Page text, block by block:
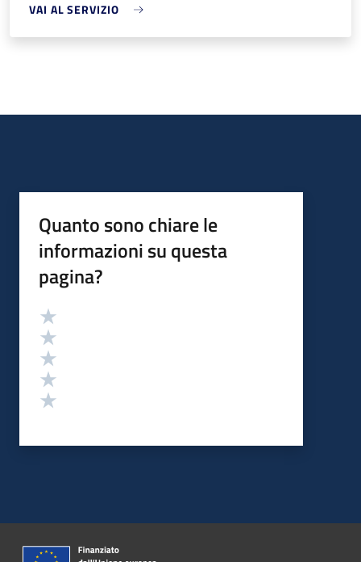
VAI AL SERVIZIO
Quanto sono chiare le
informazioni su questa
pagina?
Valutazione